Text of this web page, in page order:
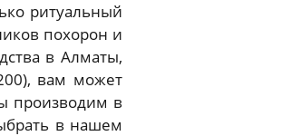
ритуальный
похорон и
в Алматы,
вам может
производим в
в нашем